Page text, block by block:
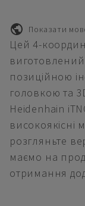
Показати
Цей 4-
позиційною
головкою та
Heidenhain
високоякісні
розгляньте
маємо на
отримання